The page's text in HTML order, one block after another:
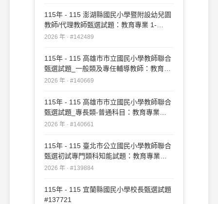
115年 - 115 澎湖縣國民小學暨附設幼兒園
教師/代理教師甄選試題：教育專業 1-
50#142489
2026 年 · #142489
115年 - 115 高雄市市立國民小學教師聯合
甄選試題_一般類及專任輔導教師：教育專
業#140669
2026 年 · #140669
115年 - 115 高雄市市立國民小學教師聯合
甄選試題_專長類-普通科目：教育專業
#140661
2026 年 · #140661
115年 - 115 臺北市公立國民小學教師聯合
甄選初試專門類科知能試題：教育專業
#139884
2026 年 · #139884
115年 - 115 宜蘭縣國民小學校長甄選試題
#137721